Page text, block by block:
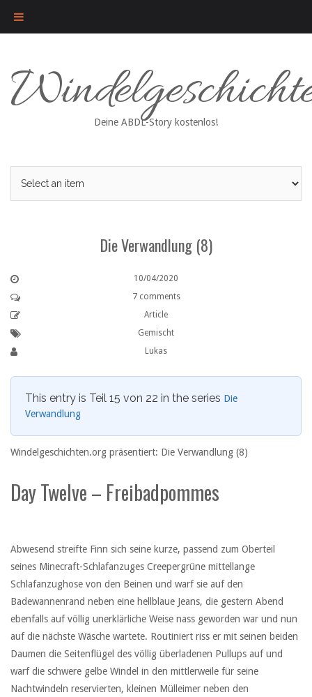
content
Deine ABDL-Story kostenlos!
Die Verwandlung (8)
10/04/2020
7 comments
Article
Gemischt
Lukas
This entry is Teil 15 von 22 in the series Die
Verwandlung
Windelgeschichten.org präsentiert: Die Verwandlung (8)
Day Twelve – Freibadpommes
Abwesend streifte Finn sich seine kurze, passend zum Oberteil
seines Minecraft-Schlafanzuges Creepergrüne mittellange
Schlafanzughose von den Beinen und warf sie auf den
Badewannenrand neben eine hellblaue Jeans, die gestern Abend
ebenfalls auf völlig unerklärliche Weise nass geworden war und nun
auf die nächste Wäsche wartete. Routiniert riss er mit seinen beiden
Daumen die Seitenflügel des völlig überladenen Pullups auf und
warf die schwere gelbe Windel in den mittlerweile für seine
Nachtwindeln reservierten, kleinen Mülleimer neben den